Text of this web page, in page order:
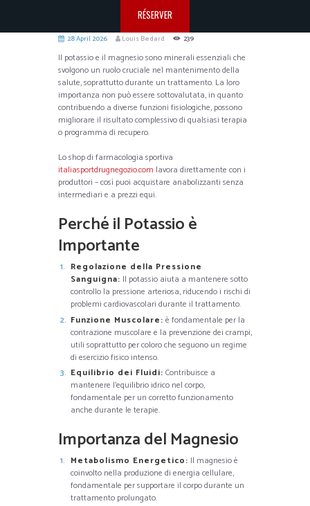
RÉSERVER
28 April 2026 Louis Bedard 239
Il potassio e il magnesio sono minerali essenziali che
svolgono un ruolo cruciale nel mantenimento della
salute, soprattutto durante un trattamento. La loro
importanza non può essere sottovalutata, in quanto
contribuendo a diverse funzioni fisiologiche, possono
migliorare il risultato complessivo di qualsiasi terapia
o programma di recupero.
Lo shop di farmacologia sportiva
italiasportdrugnegozio.com lavora direttamente con i
produttori – così puoi acquistare anabolizzanti senza
intermediari e a prezzi equi.
Perché il Potassio è
Importante
Regolazione della Pressione
Sanguigna: Il potassio aiuta a mantenere sotto
controllo la pressione arteriosa, riducendo i rischi di
problemi cardiovascolari durante il trattamento.
Funzione Muscolare: è fondamentale per la
contrazione muscolare e la prevenzione dei crampi,
utili soprattutto per coloro che seguono un regime
di esercizio fisico intenso.
Equilibrio dei Fluidi: Contribuisce a
mantenere l’equilibrio idrico nel corpo,
fondamentale per un corretto funzionamento
anche durante le terapie.
Importanza del Magnesio
Metabolismo Energetico: Il magnesio è
coinvolto nella produzione di energia cellulare,
fondamentale per supportare il corpo durante un
trattamento prolungato.